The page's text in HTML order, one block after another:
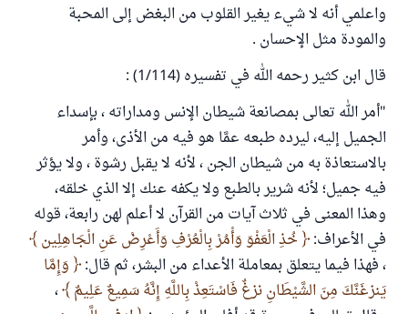
واعلمي أنه لا شيء يغير القلوب من البغض إلى المحبة
والمودة مثل الإحسان .
قال ابن كثير رحمه الله في تفسيره (1/114) :
"أمر الله تعالى بمصانعة شيطان الإنس ومداراته ، بإسداء
الجميل إليه، ليرده طبعه عمَّا هو فيه من الأذى، وأمر
بالاستعاذة به من شيطان الجن ، لأنه لا يقبل رشوة ، ولا يؤثر
فيه جميل؛ لأنه شرير بالطبع ولا يكفه عنك إلا الذي خلقه،
وهذا المعنى في ثلاث آيات من القرآن لا أعلم لهن رابعة، قوله
في الأعراف: خُذِ الْعَفْوَ وَأْمُرْ بِالْعُرْفِ وَأَعْرِضْ عَنِ الْجَاهِلِين
، فهذا فيما يتعلق بمعاملة الأعداء من البشر، ثم قال:
وَإِمَّا
يَنزغَنَّكَ مِنَ الشَّيْطَانِ نزغٌ فَاسْتَعِذْ بِاللَّهِ إِنَّهُ سَمِيعٌ عَلِيمٌ ،